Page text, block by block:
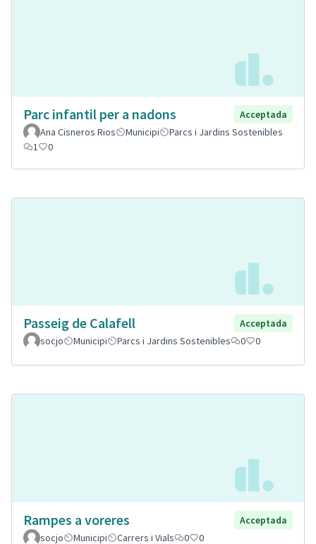
Parc infantil per a nadons
Acceptada
Ana Cisneros Rios
Municipi
Parcs i Jardins Sostenibles
1
0
Passeig de Calafell
Acceptada
socjo
Municipi Parcs i Jardins Sostenibles 0 0
Rampes a voreres
Acceptada
socjo
Municipi Carrers i Vials 0 0